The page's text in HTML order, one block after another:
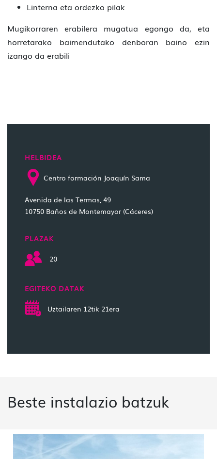
Linterna eta ordezko pilak
Mugikorraren erabilera mugatua egongo da, eta
horretarako baimendutako denboran baino ezin
izango da erabili
HELBIDEA
Centro formación Joaquín Sama
Avenida de las Termas, 49
10750 Baños de Montemayor (Cáceres)
PLAZAK
20
EGITEKO DATAK
Uztailaren 12tik 21era
Beste instalazio batzuk